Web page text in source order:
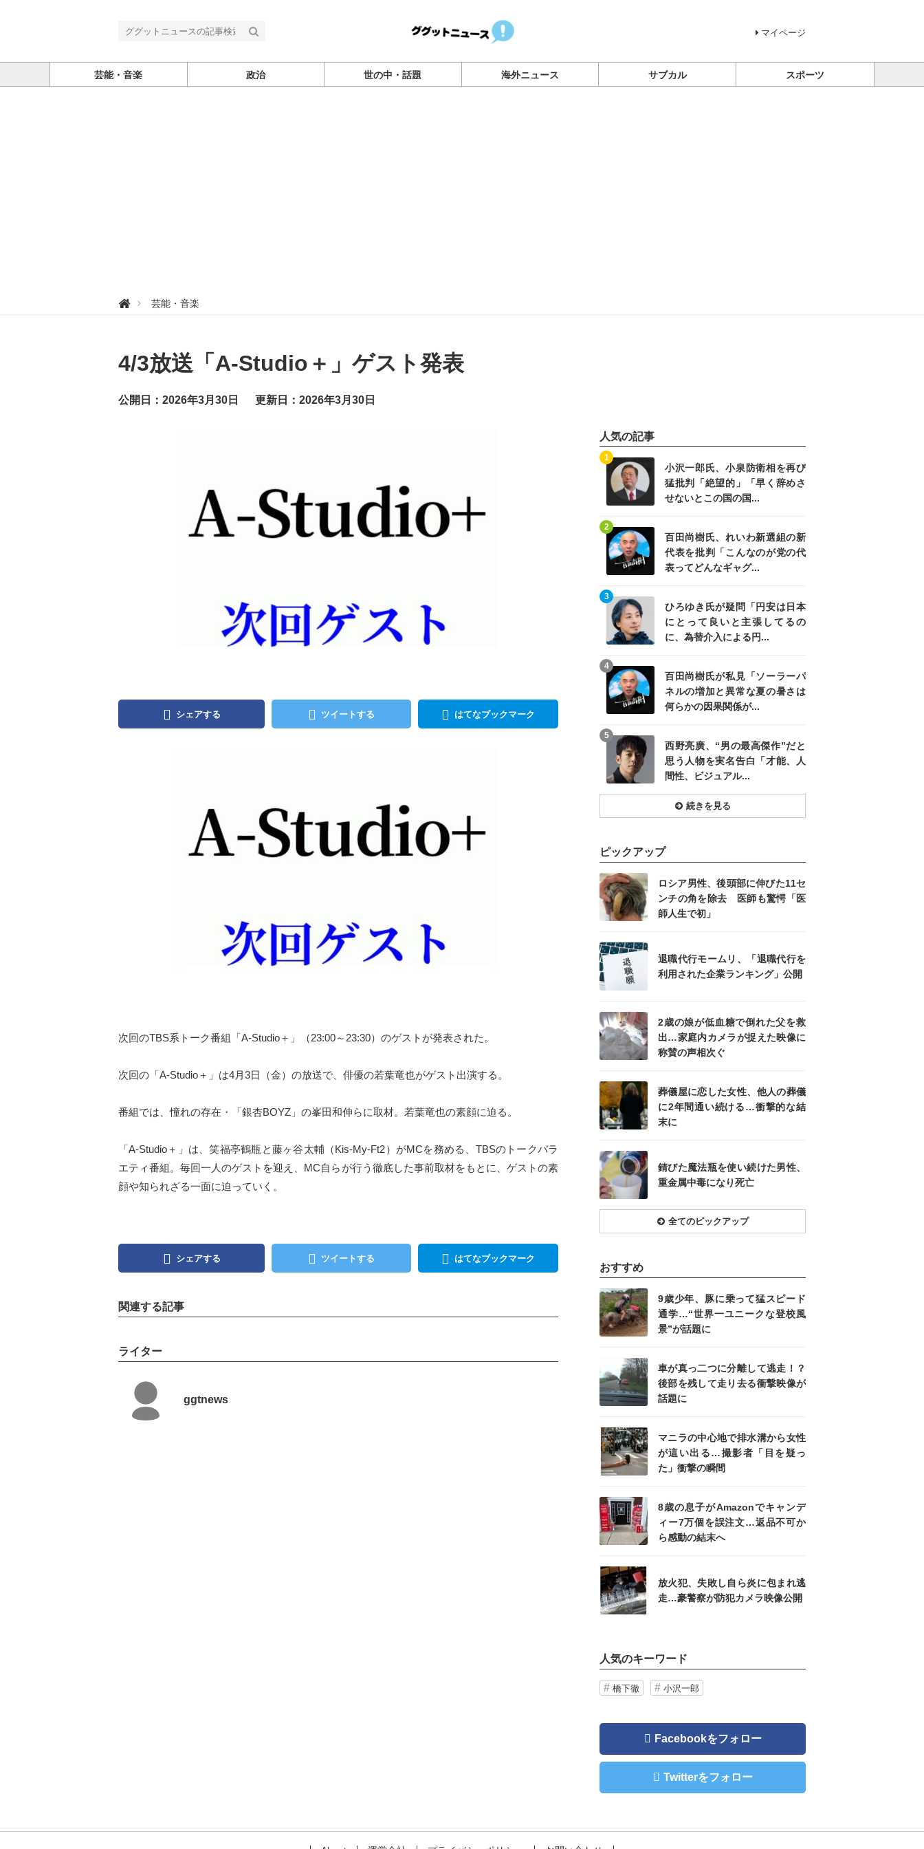
マイページ
芸能・音楽 政治 世の中・話題 海外ニュース サブカル スポーツ
グ
ー
ス
芸能・音楽
4/3放送「A-Studio＋」ゲスト発表
公開日：2026年3月30日 更新日：2026年3月30日
シェアする ツイートする はてなブックマーク
次回のTBS系トーク番組「A-Studio＋」（23:00～23:30）のゲストが発表された。
次回の「A-Studio＋」は4月3日（金）の放送で、俳優の若葉竜也がゲスト出演する。
番組では、憧れの存在・「銀杏BOYZ」の峯田和伸らに取材。若葉竜也の素顔に迫る。
「A-Studio＋」は、笑福亭鶴瓶と藤ヶ谷太輔（Kis-My-Ft2）がMCを務める、TBSのトークバラ
エティ番組。毎回一人のゲストを迎え、MC自らが行う徹底した事前取材をもとに、ゲストの素
顔や知られざる一面に迫っていく。
シェアする ツイートする はてなブックマーク
関連する記事
ライター
ggtnews
人気の記事
小沢一郎氏、小泉防衛相を再び
猛批判「絶望的」「早く辞めさ
せないとこの国の国...
1
百田尚樹氏、れいわ新選組の新
代表を批判「こんなのが党の代
表ってどんなギャグ...
2
ひろゆき氏が疑問「円安は日本
にとって良いと主張してるの
に、為替介入による円...
3
百田尚樹氏が私見「ソーラーパ
ネルの増加と異常な夏の暑さは
何らかの因果関係が...
4
西野亮廣、“男の最高傑作”だと
思う人物を実名告白「才能、人
間性、ビジュアル...
5
続きを見る
ピックアップ
ロシア男性、後頭部に伸びた11セ
ンチの角を除去 医師も驚愕「医
師人生で初」
退職代行モームリ、「退職代行を
利用された企業ランキング」公開
2歳の娘が低血糖で倒れた父を救
出…家庭内カメラが捉えた映像に
称賛の声相次ぐ
葬儀屋に恋した女性、他人の葬儀
に2年間通い続ける…衝撃的な結
末に
錆びた魔法瓶を使い続けた男性、
重金属中毒になり死亡
記事を読む
全てのピックアップ
おすすめ
9歳少年、豚に乗って猛スピード
通学…“世界一ユニークな登校風
景”が話題に
車が真っ二つに分離して逃走！？
後部を残して走り去る衝撃映像が
話題に
マニラの中心地で排水溝から女性
が這い出る…撮影者「目を疑っ
た」衝撃の瞬間
8歳の息子がAmazonでキャンデ
ィー7万個を誤注文…返品不可か
ら感動の結末へ
放火犯、失敗し自ら炎に包まれ逃
走…豪警察が防犯カメラ映像公開
人気のキーワード
橋下徹 小沢一郎
Facebookをフォロー
Twitterをフォロー